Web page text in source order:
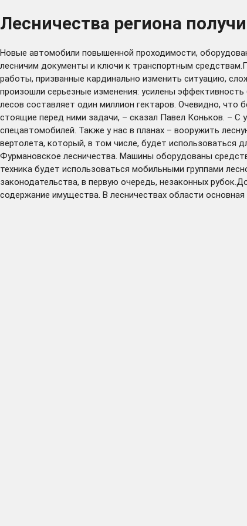
Лесничества региона
Новые автомобили повышенной проходимости,
лесничим документы и ключи к транспортным
работы, призванные кардинально изменить ситуацию,
произошли серьезные изменения: усилены
лесов составляет один миллион гектаров. Очевидно, что
стоящие перед ними задачи, – сказал Павел Коньков. – С
спецавтомобилей. Также у нас в планах – вооружить
вертолета, который, в том числе, будет
Фурмановское лесничества. Машины оборудованы
техника будет использоваться мобильными группами
законодательства, в первую очередь, незаконных
содержание имущества. В лесничествах области